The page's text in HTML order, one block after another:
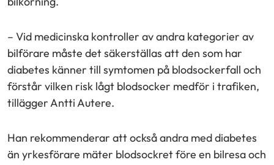
– Vid medicinska kontroller av andra kategorier av
bilförare måste det säkerställas att den som har
diabetes känner till symtomen på blodsockerfall och
förstår vilken risk lågt blodsocker medför i trafiken,
tillägger Antti Autere.
Han rekommenderar att också andra med diabetes
än yrkesförare mäter blodsockret före en bilresa och